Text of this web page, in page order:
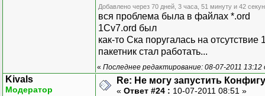
Добавлено через 70 дней, 3 часа, 51 минуту и 42
вся проблема была в файлах *.ord
1Cv7.ord был
как-то Ска поругалась на отсутствие
пакетник стал работать...
« Последнее редактирование: 08-07-2011 13:12
Kivals
Модератор
Re: Не могу запустить
« Ответ #24 : 10-07-2011 08:51 »